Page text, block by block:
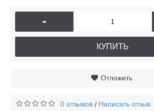
-
КУПИТЬ
Отложить
0 отзывов / Написать отзыв